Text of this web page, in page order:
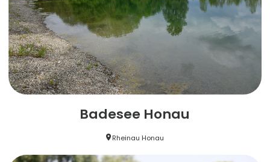
Badesee Honau
Rheinau Honau